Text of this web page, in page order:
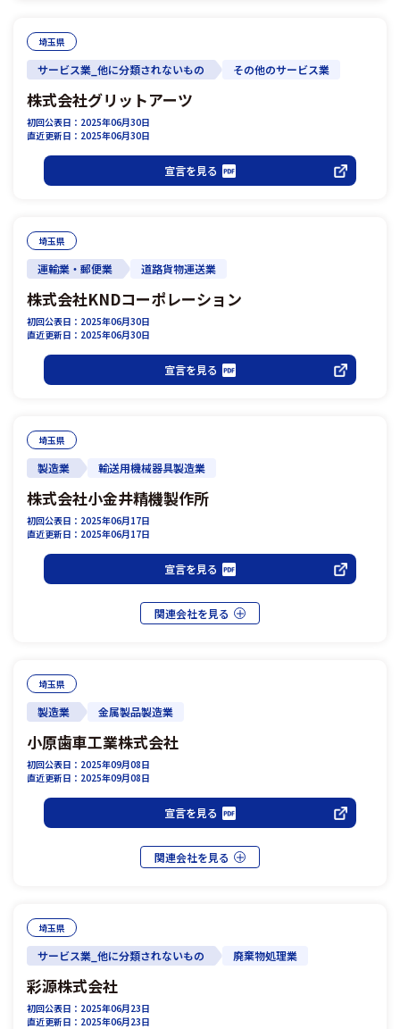
埼玉県
サービス業_他に分類されないもの その他のサービス業
株式会社グリットアーツ
初回公表日：2025年06月30日
直近更新日：2025年06月30日
宣言を見る
埼玉県
運輸業・郵便業 道路貨物運送業
株式会社KNDコーポレーション
初回公表日：2025年06月30日
直近更新日：2025年06月30日
宣言を見る
埼玉県
製造業 輸送用機械器具製造業
株式会社小金井精機製作所
初回公表日：2025年06月17日
直近更新日：2025年06月17日
宣言を見る
埼玉県
製造業 金属製品製造業
小原歯車工業株式会社
初回公表日：2025年09月08日
直近更新日：2025年09月08日
宣言を見る
埼玉県
サービス業_他に分類されないもの 廃棄物処理業
彩源株式会社
初回公表日：2025年06月23日
直近更新日：2025年06月23日